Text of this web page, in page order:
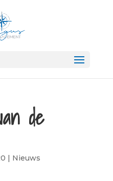
de
| Nieuws